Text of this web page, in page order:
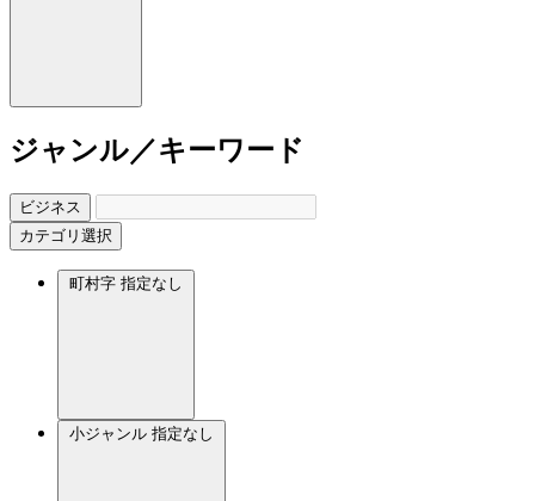
ジャンル／キーワード
ビジネス
カテゴリ選択
町村字 指定なし
小ジャンル 指定なし